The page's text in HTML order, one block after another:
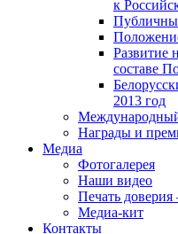
к
Развитие
составе
2013 год
Награды и
Медиа
Фотогалерея
Наши видео
Печать
Медиа-кит
Контакты